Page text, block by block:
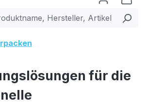
für die